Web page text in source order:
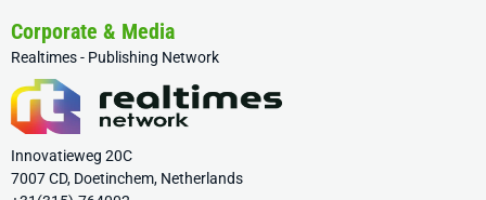
Corporate & Media
Realtimes - Publishing Network
Innovatieweg 20C
7007 CD, Doetinchem, Netherlands